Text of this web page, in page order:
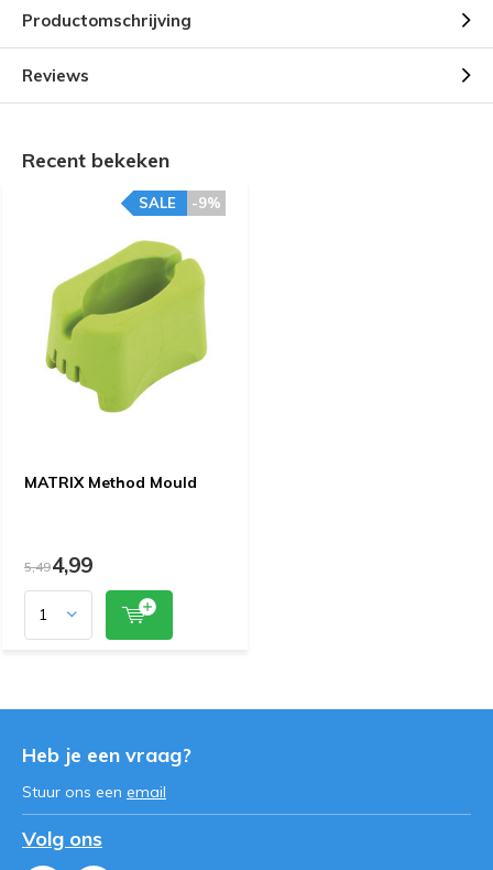
Productomschrijving
Reviews
Recent bekeken
MATRIX Method Mould
-9%
SALE
5,494,99
Heb je een vraag?
Stuur ons een email
Volg ons